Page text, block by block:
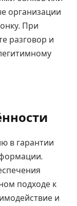
организации
При
разговор и
в гарантии
подходе к
и